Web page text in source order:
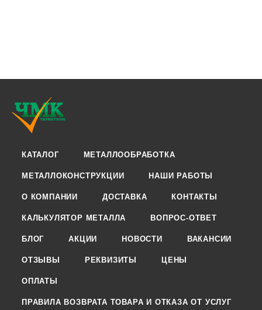
КАТАЛОГ МЕТАЛЛООБРАБОТКА
МЕТАЛЛОКОНСТРУКЦИИ НАШИ РАБОТЫ
О КОМПАНИИ ДОСТАВКА КОНТАКТЫ
КАЛЬКУЛЯТОР МЕТАЛЛА ВОПРОС-ОТВЕТ
БЛОГ АКЦИИ НОВОСТИ ВАКАНСИИ
ОТЗЫВЫ РЕКВИЗИТЫ ЦЕНЫ
ОПЛАТЫ
ПРАВИЛА ВОЗВРАТА ТОВАРА И ОТКАЗА ОТ УСЛУГ